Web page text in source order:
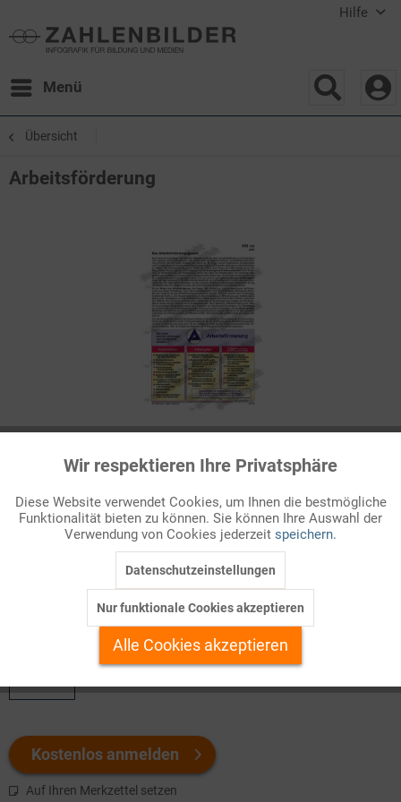
Hilfe
Menü
Übersicht
Arbeitsförderung
Recht der Arbeitsförderung in Deutschland noch zweimal
umfassend reformiert. Das Gesetz über dieArbeitsvermittlung
und Arbeitslosenversicherung (AVAVG)von 1927 zielte
Welchen Download brauchen Sie?
Kostenlos anmelden
Auf Ihren Merkzettel setzen
Funktionale Aktiv
Marketing Inaktiv
Personalisierung Inaktiv
Service
Wir respektieren Ihre Privatsphäre
Diese Website verwendet Cookies, um Ihnen die bestmögliche
Funktionalität bieten zu können. Sie können Ihre Auswahl der
Verwendung von Cookies jederzeit speichern.
Datenschutzeinstellungen
Nur funktionale Cookies akzeptieren
Alle Cookies akzeptieren